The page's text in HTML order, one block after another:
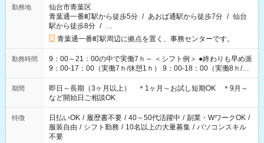
勤務地
仙台市青葉区
青葉通一番町駅から徒歩5分 / あおば通駅から徒歩7分 / 仙台
駅から徒歩8分 / …
青葉通一番町駅周辺に拠点を置く、事務センターです。
勤務時間
9：00～21：00の中で実働7ｈ～ ＜シフト例＞ ●終わりも早め派
9：00-17：00（実働7ｈ/休憩1ｈ） 9：00-18：00（実働8ｈ/休
憩1ｈ） 10：00-19：00（実働8ｈ/休憩1ｈ） ●朝ゆっくり派
11：00-20：00（実働8ｈ/休憩1ｈ） 12：00-20：00（実働7ｈ/
休憩1ｈ） 12：00-21：00（実働8ｈ/休憩1ｈ） 13：00-22：
00（実働8ｈ/休憩1ｈ） ＊時間帯固定OK
期間
即日～長期（3ヶ月以上） ＊1ヶ月～お試し短期OK ＊9月～
など開始日ご相談OK
特徴 日払いOK / 履歴書不要 / 40～50代活躍中 / 副業・WワークOK /
服装自由 / シフト勤務 / 10名以上の大量募集 / パソコンスキル
不要